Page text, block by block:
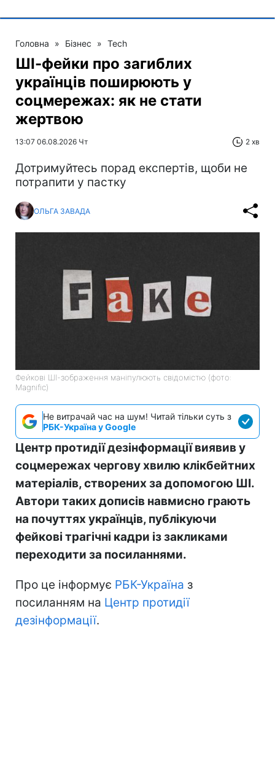
Головна » Бізнес » Tech
ШІ-фейки про загиблих
українців поширюють у
соцмережах: як не стати
жертвою
13:07 06.08.2026 Чт 2 хв
Дотримуйтесь порад експертів, щоби не
потрапити у пастку
ОЛЬГА ЗАВАДА
Фейкові ШІ-зображення маніпулюють свідомістю (фото:
Magnific)
Не витрачай час на шум! Читай тільки суть з
РБК-Україна у Google
Центр протидії дезінформації виявив у
соцмережах чергову хвилю клікбейтних
матеріалів, створених за допомогою ШІ.
Автори таких дописів навмисно грають
на почуттях українців, публікуючи
фейкові трагічні кадри із закликами
переходити за посиланнями.
Про це інформує РБК-Україна з
посиланням на Центр протидії
дезінформації.